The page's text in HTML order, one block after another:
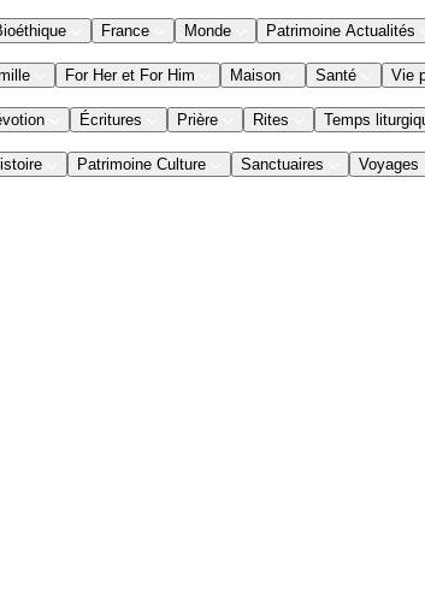
France Monde Patrimoine Actualités
For Her et For Him Maison Santé Vie
Écritures Prière Rites Temps
Patrimoine Culture Sanctuaires Voyages